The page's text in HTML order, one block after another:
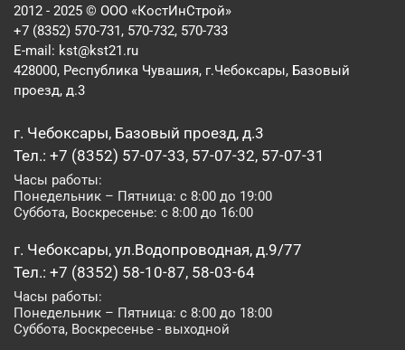
2012 - 2025 © ООО «КостИнСтрой»
+7 (8352) 570-731, 570-732, 570-733
E-mail: kst@kst21.ru
428000, Республика Чувашия, г.Чебоксары, Базовый
проезд, д.3
г. Чебоксары, Базовый проезд, д.3
Тел.: +7 (8352) 57-07-33, 57-07-32, 57-07-31
Часы работы:
Понедельник – Пятница: с 8:00 до 19:00
Суббота, Воскресенье: с 8:00 до 16:00
г. Чебоксары, ул.Водопроводная, д.9/77
Тел.: +7 (8352) 58-10-87, 58-03-64
Часы работы:
Понедельник – Пятница: с 8:00 до 18:00
Суббота, Воскресенье - выходной